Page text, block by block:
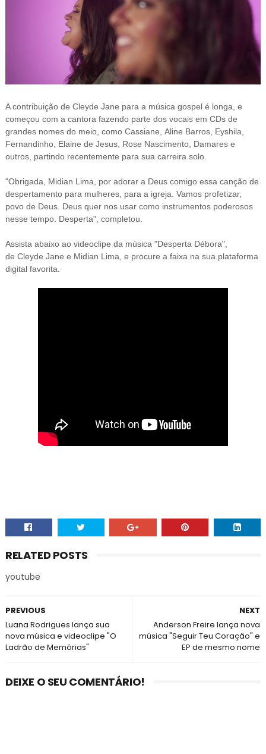
A contribuição de Cleyde Jane para a música gospel é longa, e
começou com a cantora fazendo parte dos vocais em CDs de
grandes nomes do meio, como Cassiane, Aline Barros, Eyshila,
Fernandinho, Elaine de Jesus, Rose Nascimento, Damares e
outros, partindo recentemente para sua carreira solo.
"Obrigada, Midian Lima, por adorar a Deus comigo essa canção de
despertamento para mulheres, para a igreja. Vamos profetizar,
povo de Deus. Deus quer nos usar como instrumentos poderosos
nesse tempo. Desperta", completou.
Assista abaixo ao videoclipe da música "Desperta Débora",
de Cleyde Jane e Midian Lima , e procure a faixa na sua plataforma
digital favorita.
RELATED POSTS
youtube
NEXT
Anderson Freire lança nova
música "Seguir Teu Coração" e
EP de mesmo nome
PREVIOUS
Luana Rodrigues lança sua
nova música e videoclipe "O
Ladrão de Memórias"
DEIXE O SEU COMENTÁRIO!